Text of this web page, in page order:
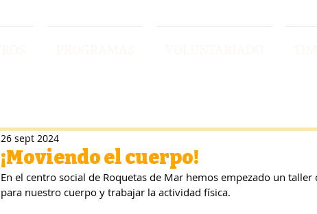
¡Moviendo el cuerpo!
26 sept 2024
En el centro social de Roquetas de Mar hemos empezado un
para nuestro cuerpo y trabajar la actividad física.